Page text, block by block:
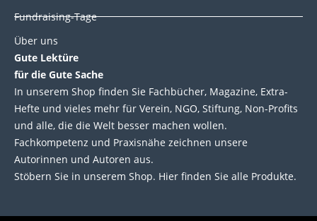
Fundraising-Tage
Über uns
Gute Lektüre
für die Gute Sache
In unserem Shop finden Sie Fachbücher, Magazine, Extra-
Hefte und vieles mehr für Verein, NGO, Stiftung, Non-Profits
und alle, die die Welt besser machen wollen.
Fachkompetenz und Praxisnähe zeichnen unsere
Autorinnen und Autoren aus.
Stöbern Sie in unserem Shop. Hier finden Sie alle Produkte.